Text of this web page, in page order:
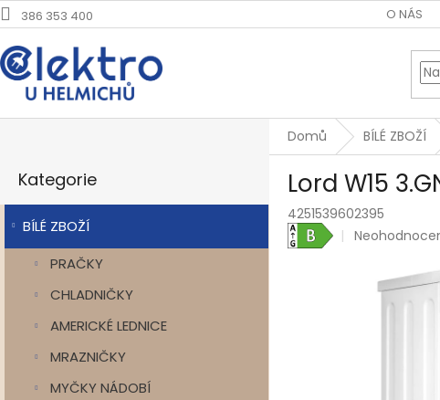
Přejít
na
obsah
386 353 400 O NÁS
r
n
kategorie
Kategorie
BÍLÉ ZBOŽÍ
PRAČKY
CHLADNIČKY
AMERICKÉ LEDNICE
MRAZNIČKY
MYČKY NÁDOBÍ
Domů BÍLÉ ZBOŽÍ
Lord W15
4251539602395
Průměrné